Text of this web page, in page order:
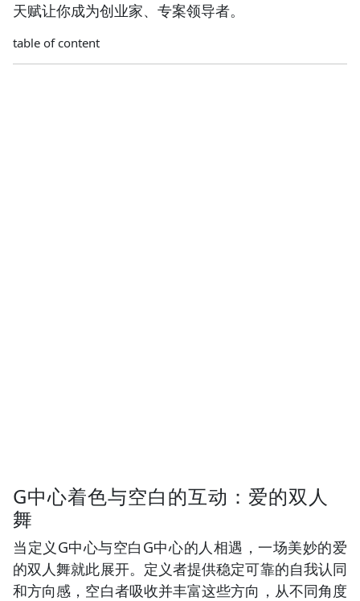
天赋让你成为创业家、专案领导者。
table of content
G中心着色与空白的互动：爱的双人
舞
当定义G中心与空白G中心的人相遇，一场美妙的爱
的双人舞就此展开。定义者提供稳定可靠的自我认同
和方向感，空白者吸收并丰富这些方向，从不同角度